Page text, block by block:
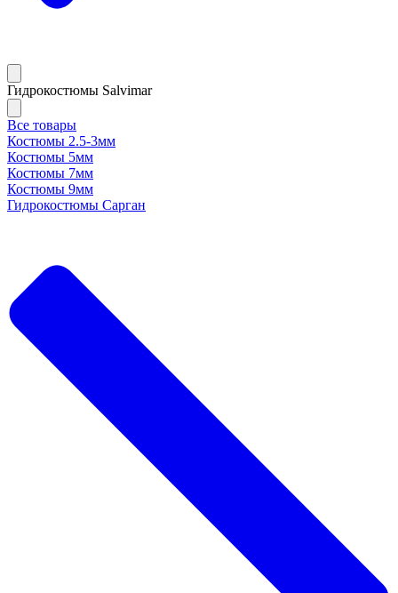
Гидрокостюмы Salvimar
Все товары
Костюмы 2.5-3мм
Костюмы 5мм
Костюмы 7мм
Костюмы 9мм
Гидрокостюмы Сарган